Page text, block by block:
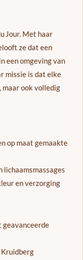
Jour. Met haar
ze dat een
een omgeving van
missie is dat elke
maar ook volledig
op maat gemaakte
lichaamsmassages
en verzorging
geavanceerde
Kruidberg